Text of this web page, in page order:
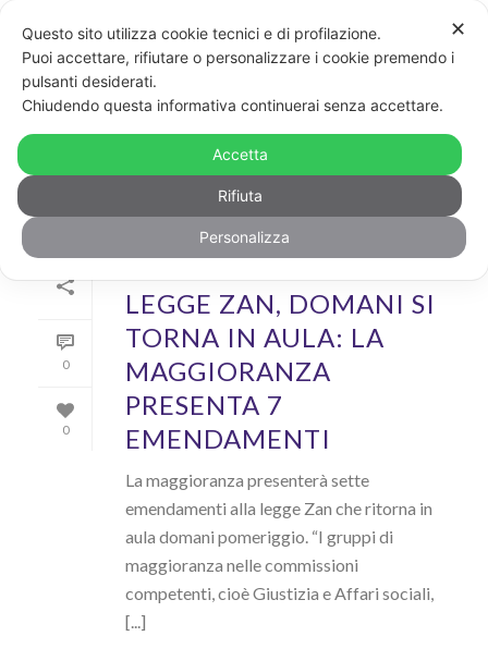
ARCHIVIO
0
0
LEGGE ZAN, DOMANI SI
TORNA IN AULA: LA
MAGGIORANZA
PRESENTA 7
EMENDAMENTI
La maggioranza presenterà sette
emendamenti alla legge Zan che ritorna in
aula domani pomeriggio. “I gruppi di
maggioranza nelle commissioni
competenti, cioè Giustizia e Affari sociali,
[...]
✕
Questo sito utilizza cookie tecnici e di profilazione.
Puoi accettare, rifiutare o personalizzare i cookie premendo i
pulsanti desiderati.
Chiudendo questa informativa continuerai senza accettare.
Accetta
Rifiuta
Personalizza